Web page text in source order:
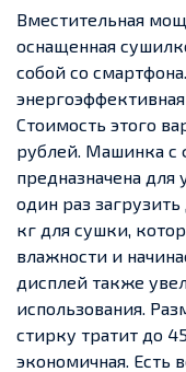
Вместительная
оснащенная
собой со
Стоимость этого
рублей. Машинка с
предназначена для
один раз
кг для сушки,
влажности и
дисплей также
использования.
стирку тратит до
экономичная.